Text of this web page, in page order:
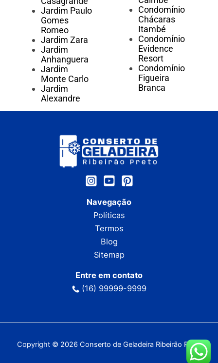
Jardim Paulo
Gomes
Romeo
Jardim Zara
Jardim
Anhanguera
Jardim
Monte Carlo
Jardim
Alexandre
Condomínio
Chácaras
Itambé
Condomínio
Evidence
Resort
Condomínio
Figueira
Branca
Navegação
Políticas
Termos
Blog
Sitemap
Entre em contato
(16) 99999-9999
Copyright © 2026 Conserto de Geladeira Ribeirão Preto